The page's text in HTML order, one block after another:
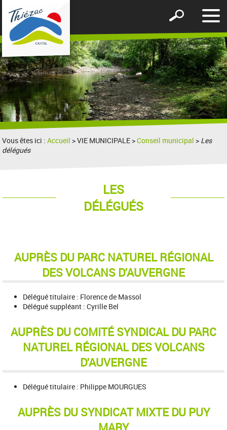
le
Afficher
formulaire
de
recherche
Vous êtes ici :Accueil > VIE MUNICIPALE >Conseil municipal > Les
délégués
LES
DÉLÉGUÉS
AUPRÈS DU PARC NATUREL RÉGIONAL
DES VOLCANS D'AUVERGNE
Délégué titulaire : Florence de Massol
Délégué suppléant : Cyrille Bel
AUPRÈS DU COMITÉ SYNDICAL DU PARC
NATUREL RÉGIONAL DES VOLCANS
D'AUVERGNE
Délégué titulaire : Philippe MOURGUES
AUPRÈS DU SYNDICAT MIXTE DU PUY